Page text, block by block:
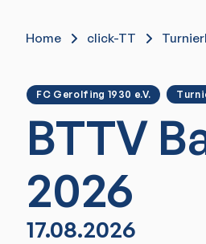
Home click-TT
FC Gerolfing 1930 e.V.
BTTV
2026
17.08.2026